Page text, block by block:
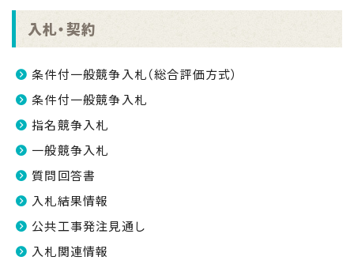
札分 NEW
2026.07.30
30日発行分）
【入札結果】「情報セキュリティ外部監査業務委託」に
係る一般競争入札結果について
入札・契約
条件付一般競争入札（総合評価方式）
条件付一般競争入札
指名競争入札
一般競争入札
質問回答書
入札結果情報
公共工事発注見通し
入札関連情報